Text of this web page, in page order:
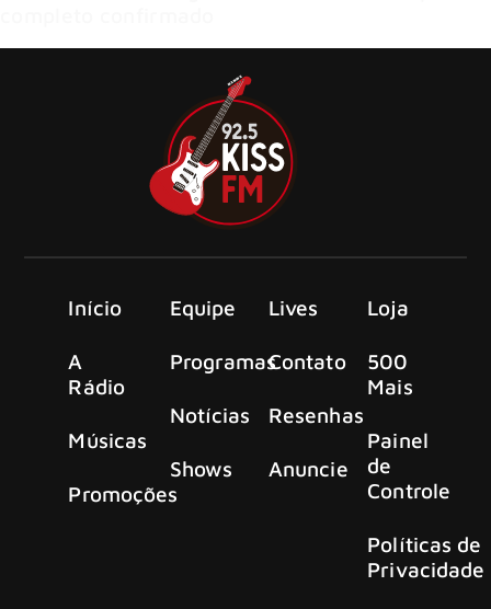
Início
A
Rádio
Músicas
Promoções
Equipe
Programas
Notícias
Shows
Lives
Contato
Resenhas
Anuncie
Loja
500
Mais
Painel
de
Controle
Políticas de
Privacidade